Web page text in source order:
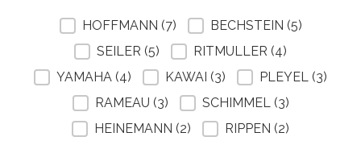
MARQUE DE PIANOS
HOFFMANN (7) BECHSTEIN (5)
SEILER (5) RITMULLER (4)
YAMAHA (4) KAWAI (3) PLEYEL (3)
RAMEAU (3) SCHIMMEL (3)
HEINEMANN (2) RIPPEN (2)